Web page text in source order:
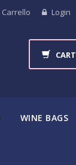
Carrello Login
CART
WINE BAGS